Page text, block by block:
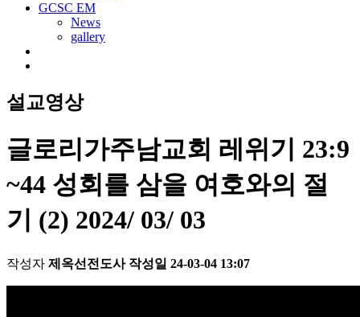
GCSC EM
News
gallery
설교영상
글로리가주남교회 레위기 23:9
~44 성회를 삼을 여호와의 절
기 (2) 2024/ 03/ 03
작성자 제옥선전도사 작성일 24-03-04 13:07